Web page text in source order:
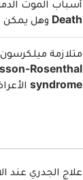
Death وهل يمكن الشفاء منه؟
متلازمة ميلكرسون
Rosenthal
syndrome الأعراض والعلاج
علاج الجدري عند